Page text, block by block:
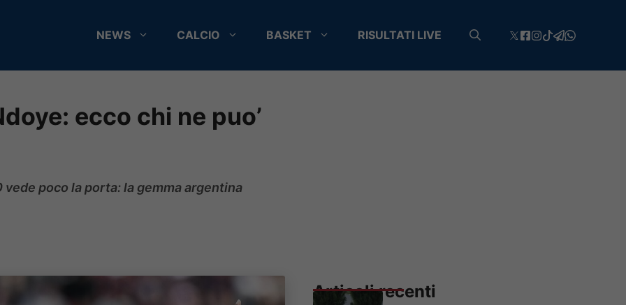
NEWS CALCIO BASKET RISULTATI LIVE
ecco chi ne puo’
poco la porta: la gemma argentina
Articoli recenti